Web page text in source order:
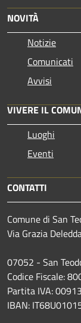
NOVITÀ
Notizie
Comunicati
Avvisi
VIVERE IL
Luoghi
Eventi
CONTATTI
Comune di San
Via Grazia
07052 - San
Codice Fiscale:
Partita IVA:
IBAN: